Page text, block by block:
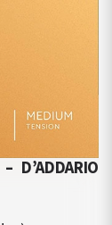
D’ADDARIO